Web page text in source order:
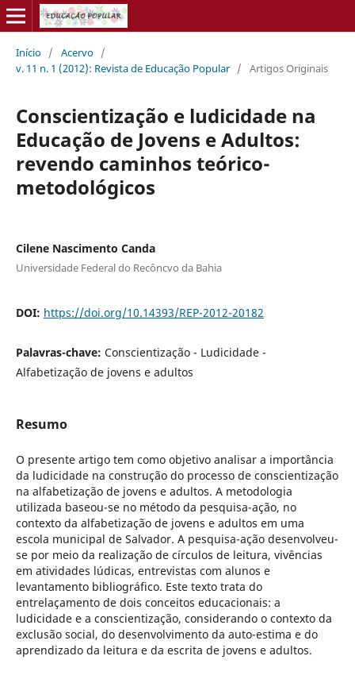
Início / Acervo /
v. 11 n. 1 (2012): Revista de Educação Popular / Artigos Originais
Conscientização e ludicidade na
Educação de Jovens e Adultos:
revendo caminhos teórico-
metodológicos
Cilene Nascimento Canda
Universidade Federal do Recôncvo da Bahia
DOI: https://doi.org/10.14393/REP-2012-20182
Palavras-chave: Conscientização - Ludicidade -
Alfabetização de jovens e adultos
Resumo
O presente artigo tem como objetivo analisar a importância
da ludicidade na construção do processo de conscientização
na alfabetização de jovens e adultos. A metodologia
utilizada baseou-se no método da pesquisa-ação, no
contexto da alfabetização de jovens e adultos em uma
escola municipal de Salvador. A pesquisa-ação desenvolveu-
se por meio da realização de círculos de leitura, vivências
em atividades lúdicas, entrevistas com alunos e
levantamento bibliográfico. Este texto trata do
entrelaçamento de dois conceitos educacionais: a
ludicidade e a conscientização, considerando o contexto da
exclusão social, do desenvolvimento da auto-estima e do
aprendizado da leitura e da escrita de jovens e adultos.